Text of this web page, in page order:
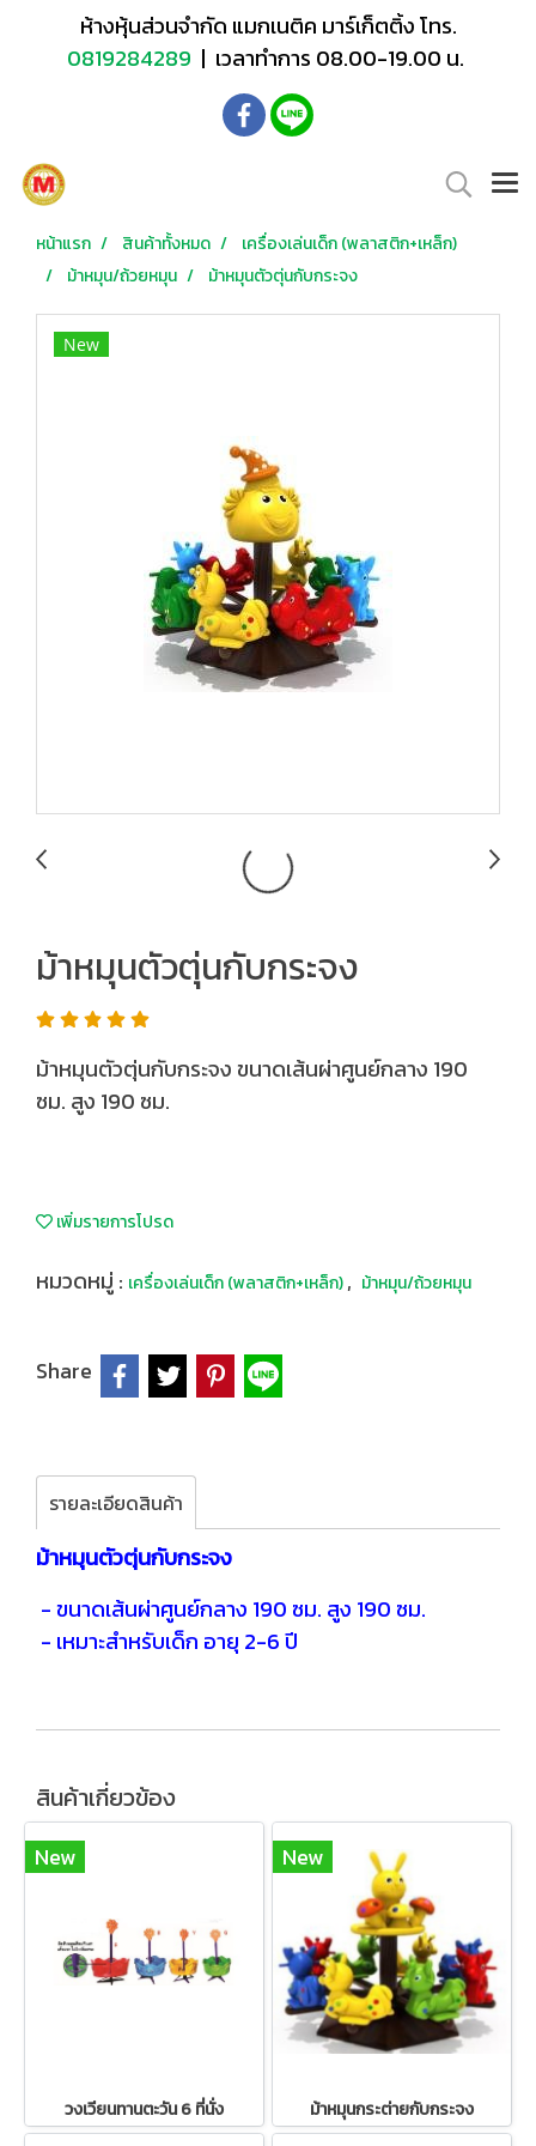
ห้างหุ้นส่วนจำกัด แมกเนติค มาร์เก็ตติ้ง โทร.
0819284289 | เวลาทำการ 08.00-19.00 น.
หน้าแรก สินค้าทั้งหมด
เครื่องเล่นเด็ก (พลาสติก+เหล็ก)
ม้าหมุน/ถ้วยหมุน
ม้าหมุนตัวตุ่นกับกระจง
New
ม้าหมุนตัวตุ่นกับกระจง
ม้าหมุนตัวตุ่นกับกระจง ขนาดเส้นผ่าศูนย์กลาง 190
ซม. สูง 190 ซม.
เพิ่มรายการโปรด
หมวดหมู่ : เครื่องเล่นเด็ก (พลาสติก+เหล็ก), ม้าหมุน/ถ้วยหมุน
Share
รายละเอียดสินค้า
ม้าหมุนตัวตุ่นกับกระจง
-ขนาดเส้นผ่าศูนย์กลาง 190 ซม. สูง 190 ซม.
- เหมาะสำหรับเด็ก อายุ 2-6 ปี
สินค้าเกี่ยวข้อง
New
วงเวียนทานตะวัน 6 ที่นั่ง
New
ม้าหมุนกระต่ายกับกระจง